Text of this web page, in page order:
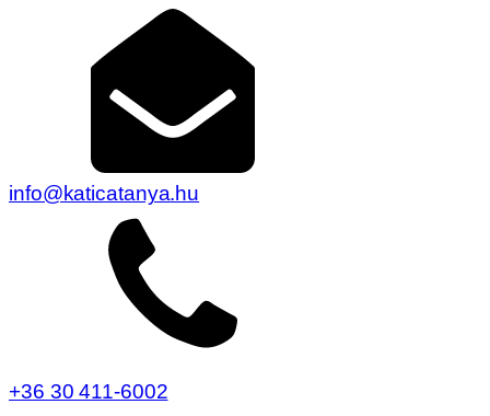
info@katicatanya.hu
+36 30 411-6002